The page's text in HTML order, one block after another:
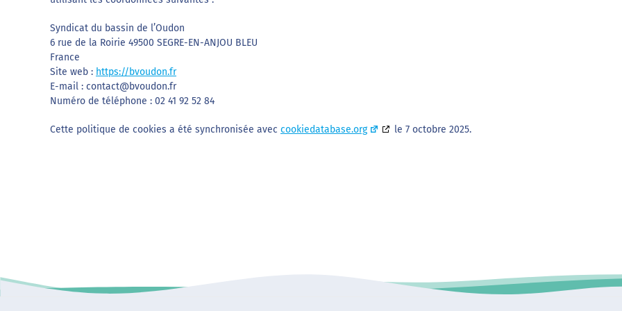
Syndicat du bassin de l’Oudon
6 rue de la Roirie 49500 SEGRE-EN-ANJOU BLEU
France
Site web : https://bvoudon.fr
E-mail : contact@bvoudon.fr
Numéro de téléphone : 02 41 92 52 84
Cette politique de cookies a été synchronisée avec cookiedatabase.org le 7 octobre 2025.